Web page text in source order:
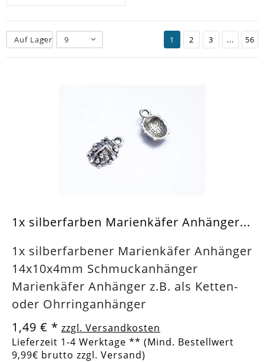
Auf Lager 9 1 2 3 ... 56
1x silberfarben Marienkäfer Anhänger...
1x silberfarbener Marienkäfer Anhänger
14x10x4mm Schmuckanhänger
Marienkäfer Anhänger z.B. als Ketten-
oder Ohrringanhänger
1,49 € * zzgl. Versandkosten
Lieferzeit 1-4 Werktage ** (Mind. Bestellwert
9,99€ brutto zzgl. Versand)